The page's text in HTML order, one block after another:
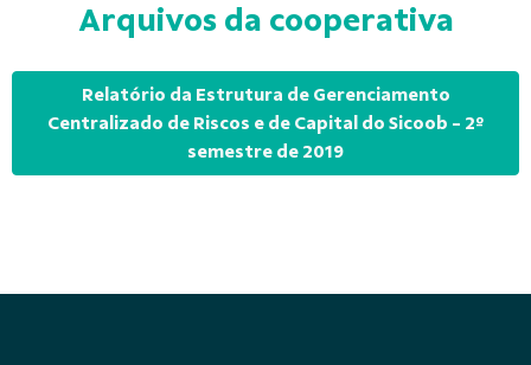
Arquivos da cooperativa
Relatório da Estrutura de Gerenciamento
Centralizado de Riscos e de Capital do Sicoob - 2º
semestre de 2019